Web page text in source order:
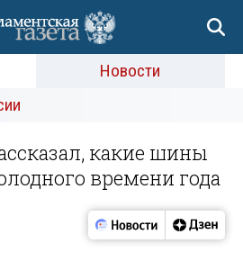
Новости
какие шины
времени года